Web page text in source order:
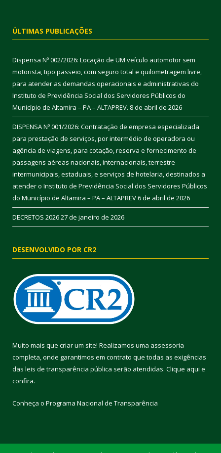
ÚLTIMAS PUBLICAÇÕES
Dispensa Nº 002/2026: Locação de UM veículo automotor sem
motorista, tipo passeio, com seguro total e quilometragem livre,
para atender as demandas operacionais e administrativas do
Instituto de Previdência Social dos Servidores Públicos do
Município de Altamira – PA – ALTAPREV. 8 de abril de 2026
DISPENSA Nº 001/2026: Contratação de empresa especializada
para prestação de serviços, por intermédio de operadora ou
agência de viagens, para cotação, reserva e fornecimento de
passagens aéreas nacionais, internacionais, terrestre
intermunicipais, estaduais, e serviços de hotelaria, destinados a
atender o Instituto de Previdência Social dos Servidores Públicos
do Município de Altamira – PA – ALTAPREV6 de abril de 2026
DECRETOS 202627 de janeiro de 2026
DESENVOLVIDO POR CR2
Muito mais que criar um site! Realizamos uma assessoria
completa, onde garantimos em contrato que todas as exigências
das leis de transparência pública serão atendidas. Clique aqui e
confira.
Conheça o Programa Nacional de Transparência